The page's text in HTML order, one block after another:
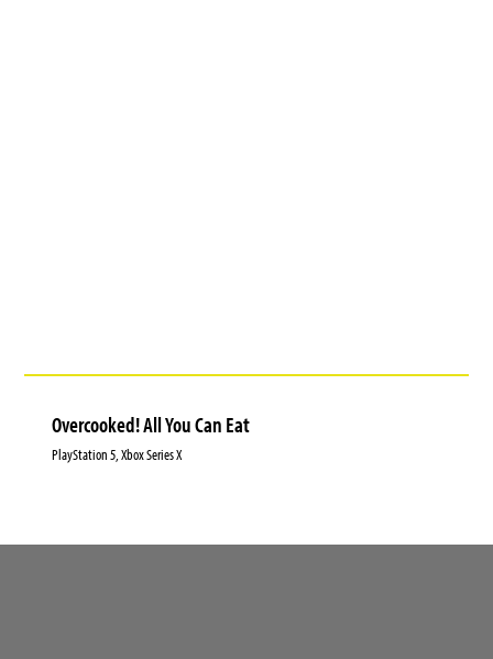
Overcooked! All You Can Eat
PlayStation 5, Xbox Series X